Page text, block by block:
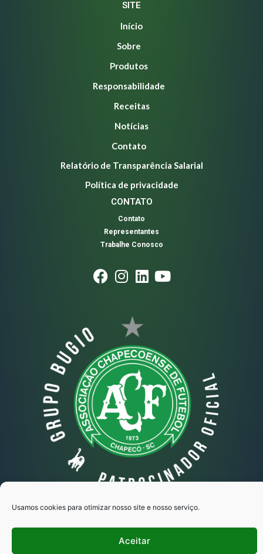
Usamos cookies para otimizar nosso site e nosso serviço.
Aceitar
SITE
Início
Sobre
Produtos
Responsabilidade
Receitas
Notícias
Contato
Relatório de Transparência Salarial
Política de privacidade
CONTATO
Contato
Representantes
Trabalhe Conosco
Copyright 2025 - Desenvolvido por Ipse